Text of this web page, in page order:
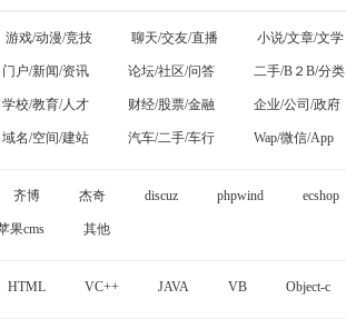
游戏/动漫/竞技 聊天/交友/直播 小说/文章/文学
门户/新闻/资讯 论坛/社区/问答 二手/B２B/分类
学校/教育/人才 财经/股票/金融 企业/公司/政府
域名/空间/建站 汽车/二手/车行 Wap/微信/App
齐博 杰奇 discuz phpwind ecshop
果cms 其他
HTML VC++ JAVA VB Object-c